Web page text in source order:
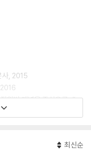
사, 2015
입법 개념을 중심으로-”,
최신순